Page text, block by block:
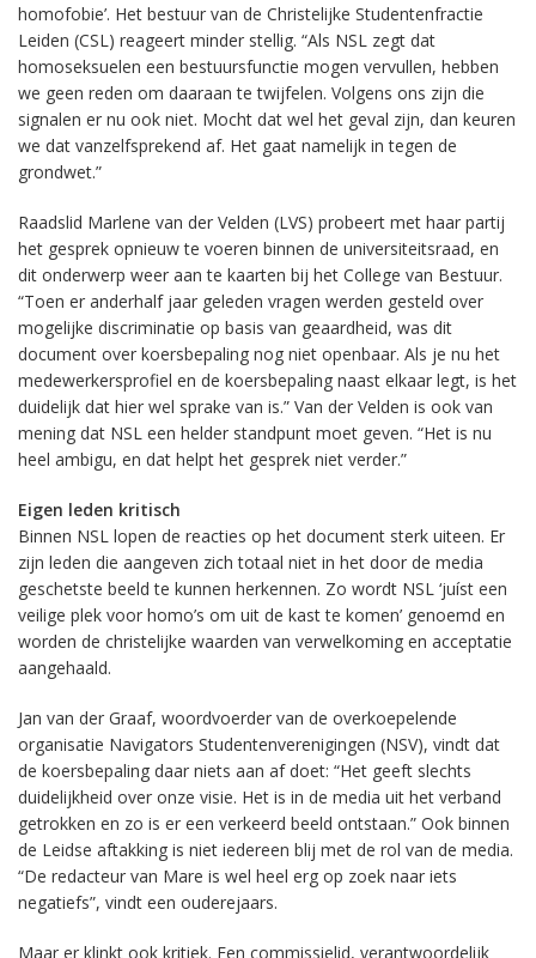
homofobie’. Het bestuur van de Christelijke Studentenfractie
Leiden (CSL) reageert minder stellig. “Als NSL zegt dat
homoseksuelen een bestuursfunctie mogen vervullen, hebben
we geen reden om daaraan te twijfelen. Volgens ons zijn die
signalen er nu ook niet. Mocht dat wel het geval zijn, dan keuren
we dat vanzelfsprekend af. Het gaat namelijk in tegen de
grondwet.”
Raadslid Marlene van der Velden (LVS) probeert met haar partij
het gesprek opnieuw te voeren binnen de universiteitsraad, en
dit onderwerp weer aan te kaarten bij het College van Bestuur.
“Toen er anderhalf jaar geleden vragen werden gesteld over
mogelijke discriminatie op basis van geaardheid, was dit
document over koersbepaling nog niet openbaar. Als je nu het
medewerkersprofiel en de koersbepaling naast elkaar legt, is het
duidelijk dat hier wel sprake van is.” Van der Velden is ook van
mening dat NSL een helder standpunt moet geven. “Het is nu
heel ambigu, en dat helpt het gesprek niet verder.”
Eigen leden kritisch
Binnen NSL lopen de reacties op het document sterk uiteen. Er
zijn leden die aangeven zich totaal niet in het door de media
geschetste beeld te kunnen herkennen. Zo wordt NSL ‘juíst een
veilige plek voor homo’s om uit de kast te komen’ genoemd en
worden de christelijke waarden van verwelkoming en acceptatie
aangehaald.
Jan van der Graaf, woordvoerder van de overkoepelende
organisatie Navigators Studentenverenigingen (NSV), vindt dat
de koersbepaling daar niets aan af doet: “Het geeft slechts
duidelijkheid over onze visie. Het is in de media uit het verband
getrokken en zo is er een verkeerd beeld ontstaan.” Ook binnen
de Leidse aftakking is niet iedereen blij met de rol van de media.
“De redacteur van Mare is wel heel erg op zoek naar iets
negatiefs”, vindt een ouderejaars.
Maar er klinkt ook kritiek. Een commissielid, verantwoordelijk